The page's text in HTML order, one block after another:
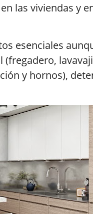
las viviendas y
esenciales
y hornos),